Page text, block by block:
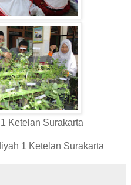
Ketelan Surakarta
1 Ketelan Surakarta